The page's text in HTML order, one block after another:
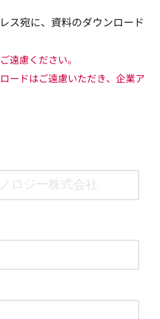
ス宛に、資料のダウンロード
遠慮ください。
ードはご遠慮いただき、企業ア